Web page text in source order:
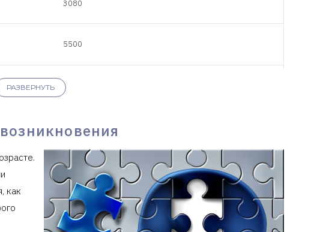
3080
5500
4620
7700
6710
справку дляналогового вычета
РАЗВЕРНУТЬ
как